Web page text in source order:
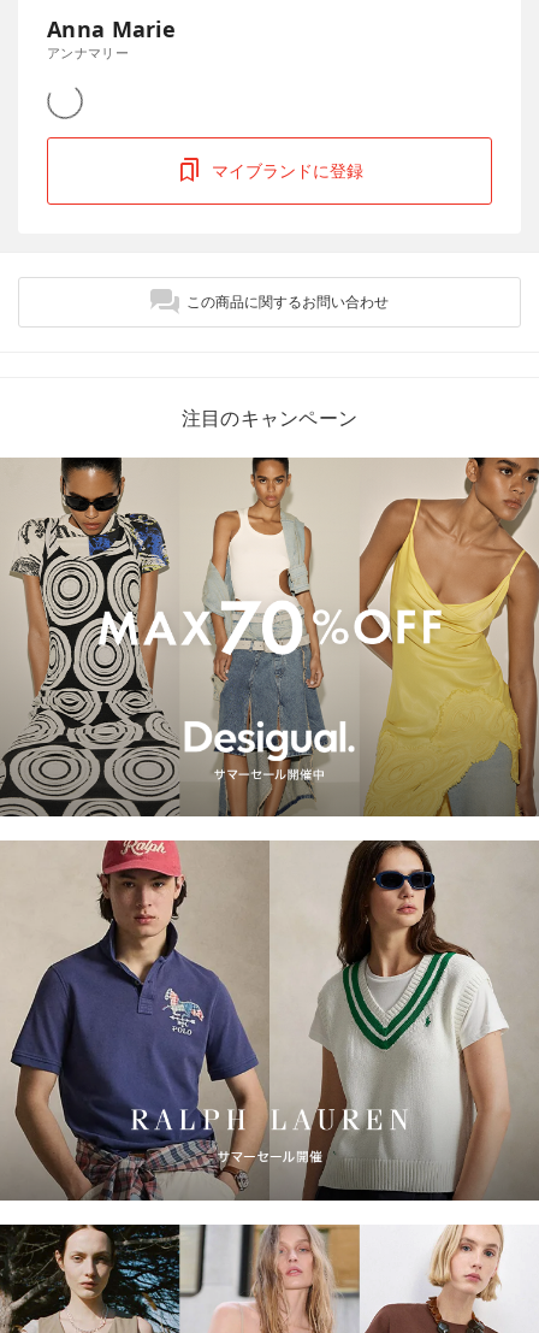
Anna Marie
アンナマリー
マイブランドに登録
この商品に関するお問い合わせ
注目のキャンペーン